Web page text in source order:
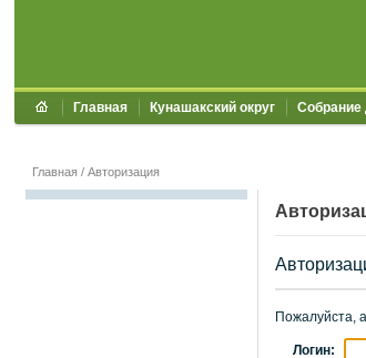
Главная Кунашакский округ Собрание
Главная / Авторизация
Пожалуйста,
Логин: